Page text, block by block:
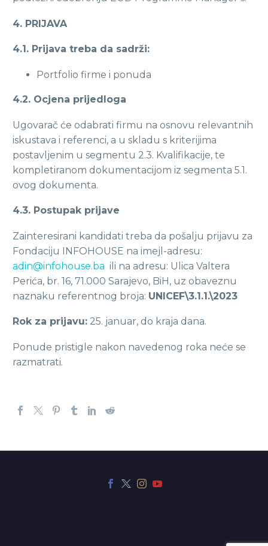
4. PRIJAVA
4.1. Prijava treba da sadrži:
Portfolio firme i ponuda
4.2. Ocjena prijedloga
Ugovarač će odabrati firmu na osnovu relevantnih
iskustava i referenci, a u skladu s kriterijima
postavljenim u segmentu 2.3. Kvalifikacije, te
kompletiranom dokumentacijom iz segmenta 5.1.
ovog dokumenta.
4.3. Postupak prijave
Zainteresirani kandidati treba da pošalju prijavu za
Fondaciju INFOHOUSE na imejl-adresu:
adin@infohouse.ba ili na adresu: Ulica Valtera
Perića, br. 16, 71.000 Sarajevo, BiH, uz obaveznu
naznaku referentnog broja: UNICEF\3.1.1.\2023
Rok za prijavu: 25. januar, do kraja dana.
Ponude pristigle nakon navedenog roka neće se
razmatrati.